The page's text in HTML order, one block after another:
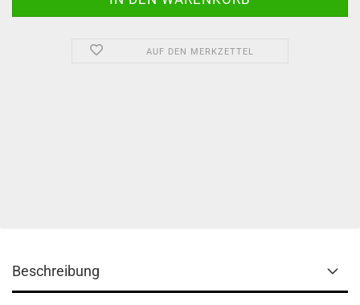
AUF DEN MERKZETTEL
Beschreibung